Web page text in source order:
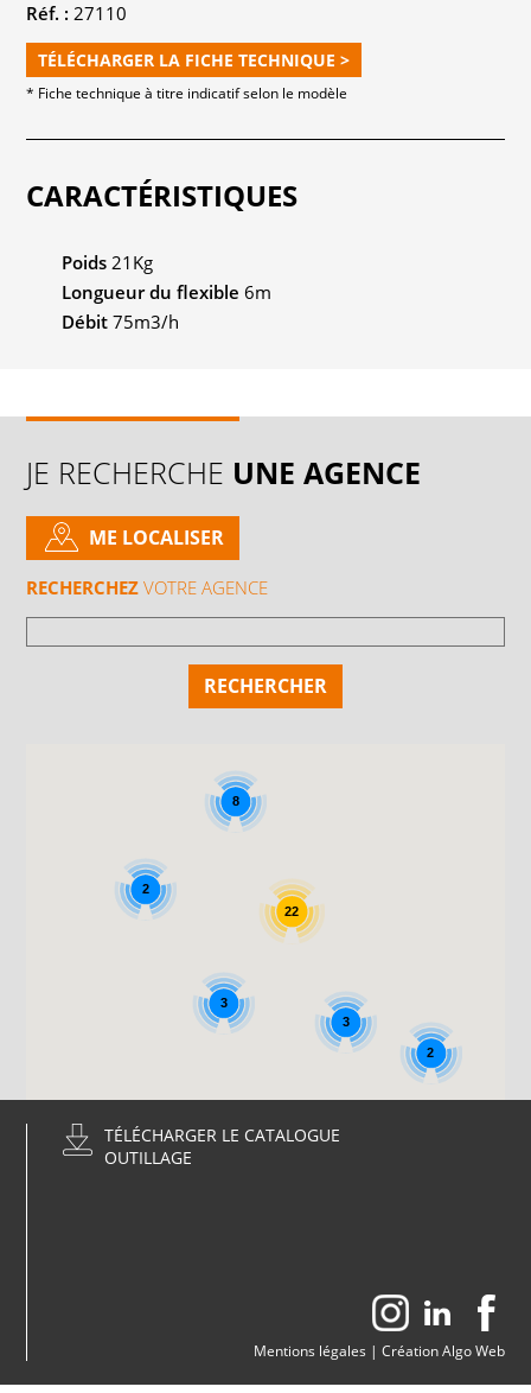
Réf. : 27110
TÉLÉCHARGER LA FICHE TECHNIQUE >
* Fiche technique à titre indicatif selon le modèle
CARACTÉRISTIQUES
Poids 21Kg
Longueur du flexible 6m
Débit 75m3/h
JE RECHERCHE UNE AGENCE
RECHERCHEZ VOTRE AGENCE
ME LOCALISER
2
22
2
3
3
8
TÉLÉCHARGER LE CATALOGUE
OUTILLAGE
Mentions légales | Création Algo Web